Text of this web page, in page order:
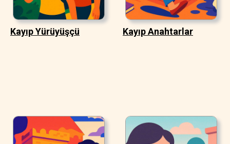
Kayıp Yürüyüşçü Kayıp Anahtarlar